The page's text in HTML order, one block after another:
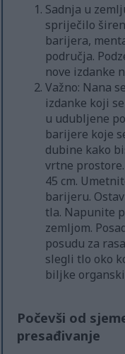
Sadnja u
spriječilo
barijera,
područja.
nove izdanke
Važno: Nana
izdanke koji
u udubljene
barijere koje
dubine kako
vrtne
45 cm.
barijeru.
tla. Napunite
zemljom.
posudu za
slegli tlo oko
biljke
Počevši od
presađivanje